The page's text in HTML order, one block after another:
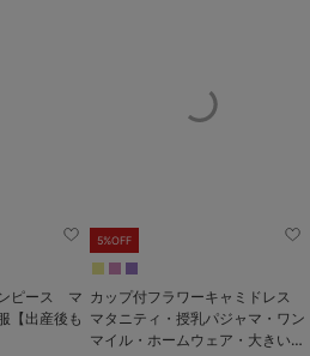
ピース マ
【出産後も
5%OFF
カップ付フラワーキャミドレス
マタニティ・授乳パジャマ・ワン
マイル・ホームウェア・大きいサ